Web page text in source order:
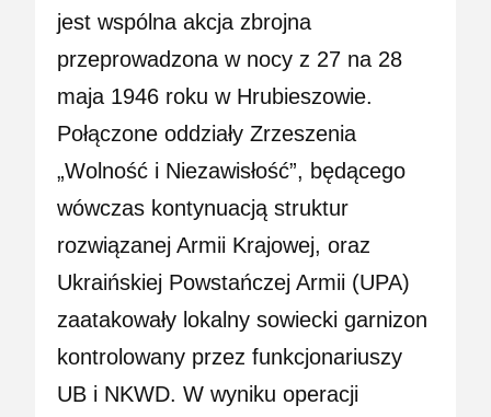
jest wspólna akcja zbrojna
przeprowadzona w nocy z 27 na 28
maja 1946 roku w Hrubieszowie.
Połączone oddziały Zrzeszenia
„Wolność i Niezawisłość”, będącego
wówczas kontynuacją struktur
rozwiązanej Armii Krajowej, oraz
Ukraińskiej Powstańczej Armii (UPA)
zaatakowały lokalny sowiecki garnizon
kontrolowany przez funkcjonariuszy
UB i NKWD. W wyniku operacji